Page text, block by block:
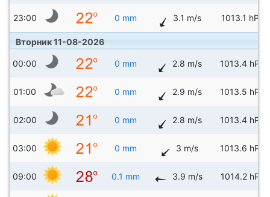
23:00 0 mm 3.1 m/s 1013.1 hPa
Вторник 11-08-2026
00:00 0 mm 2.8 m/s 1013.4 hPa
01:00 0 mm 2.9 m/s 1013.5 hPa
02:00 0 mm 2.8 m/s 1013.4 hPa
03:00 0 mm 3 m/s 1013.6 hPa
09:00 0.1 mm 3.9 m/s 1014.2 hPa